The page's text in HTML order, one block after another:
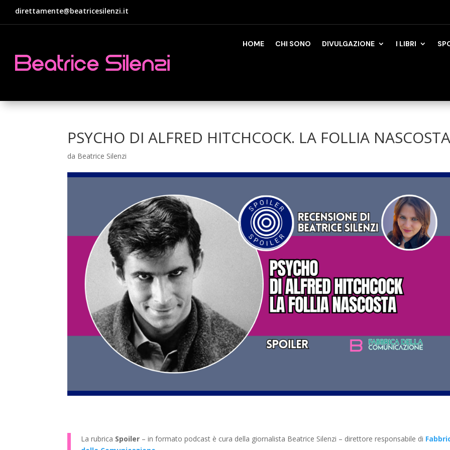
direttamente@beatricesilenzi.it
HOME CHI SONO DIVULGAZIONE I LIBRI
PSYCHO DI ALFRED HITCHCOCK. LA FOLLIA
da Beatrice Silenzi
La rubrica Spoiler – in formato podcast è cura della giornalista Beatrice Silenzi – direttore responsabile di